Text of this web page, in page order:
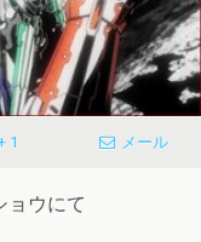
1 メール
ョウにて